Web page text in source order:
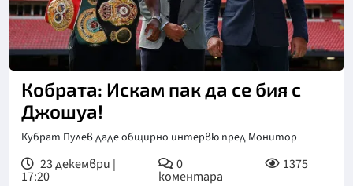
Кобрата: Искам пак да се бия с
Джошуа!
Кубрат Пулев даде общирно интервю пред Монитор
23 декември |
17:20
0
коментара
1375